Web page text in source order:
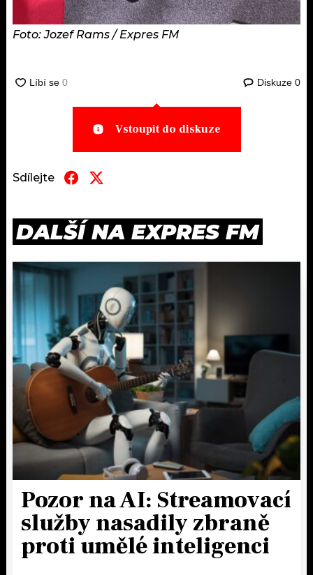
Foto: Jozef Rams / Expres FM
Diskuze 0
Vstoupit do diskuze
Sdílejte
DALŠÍ NA EXPRES FM
Pozor na AI: Streamovací
služby nasadily zbraně
proti umělé inteligenci